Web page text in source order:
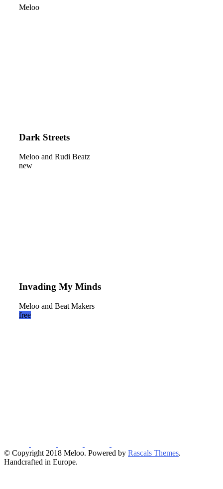
Meloo
Dark Streets
Meloo and Rudi Beatz
new
Invading My Minds
Meloo and Beat Makers
free
© Copyright 2018 Meloo. Powered by Rascals Themes.
Handcrafted in Europe.